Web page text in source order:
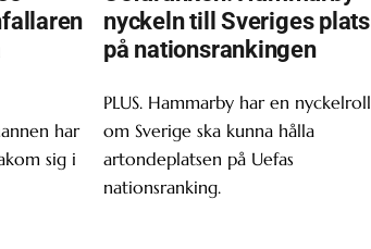
har
sig i
nyckeln till Sveriges plats
på nationsrankingen
PLUS. Hammarby har en nyckelroll
om Sverige ska kunna hålla
artondeplatsen på Uefas
nationsranking.